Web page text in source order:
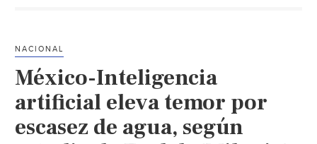
México:
cada
consulta
a
NACIONAL
México-Inteligencia
artificial eleva temor por
escasez de agua, según